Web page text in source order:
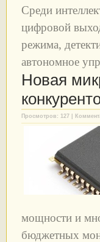
Среди
цифровой
режима,
автономное
Новая
Просмотров: 127 |
мощности и
бюджетных